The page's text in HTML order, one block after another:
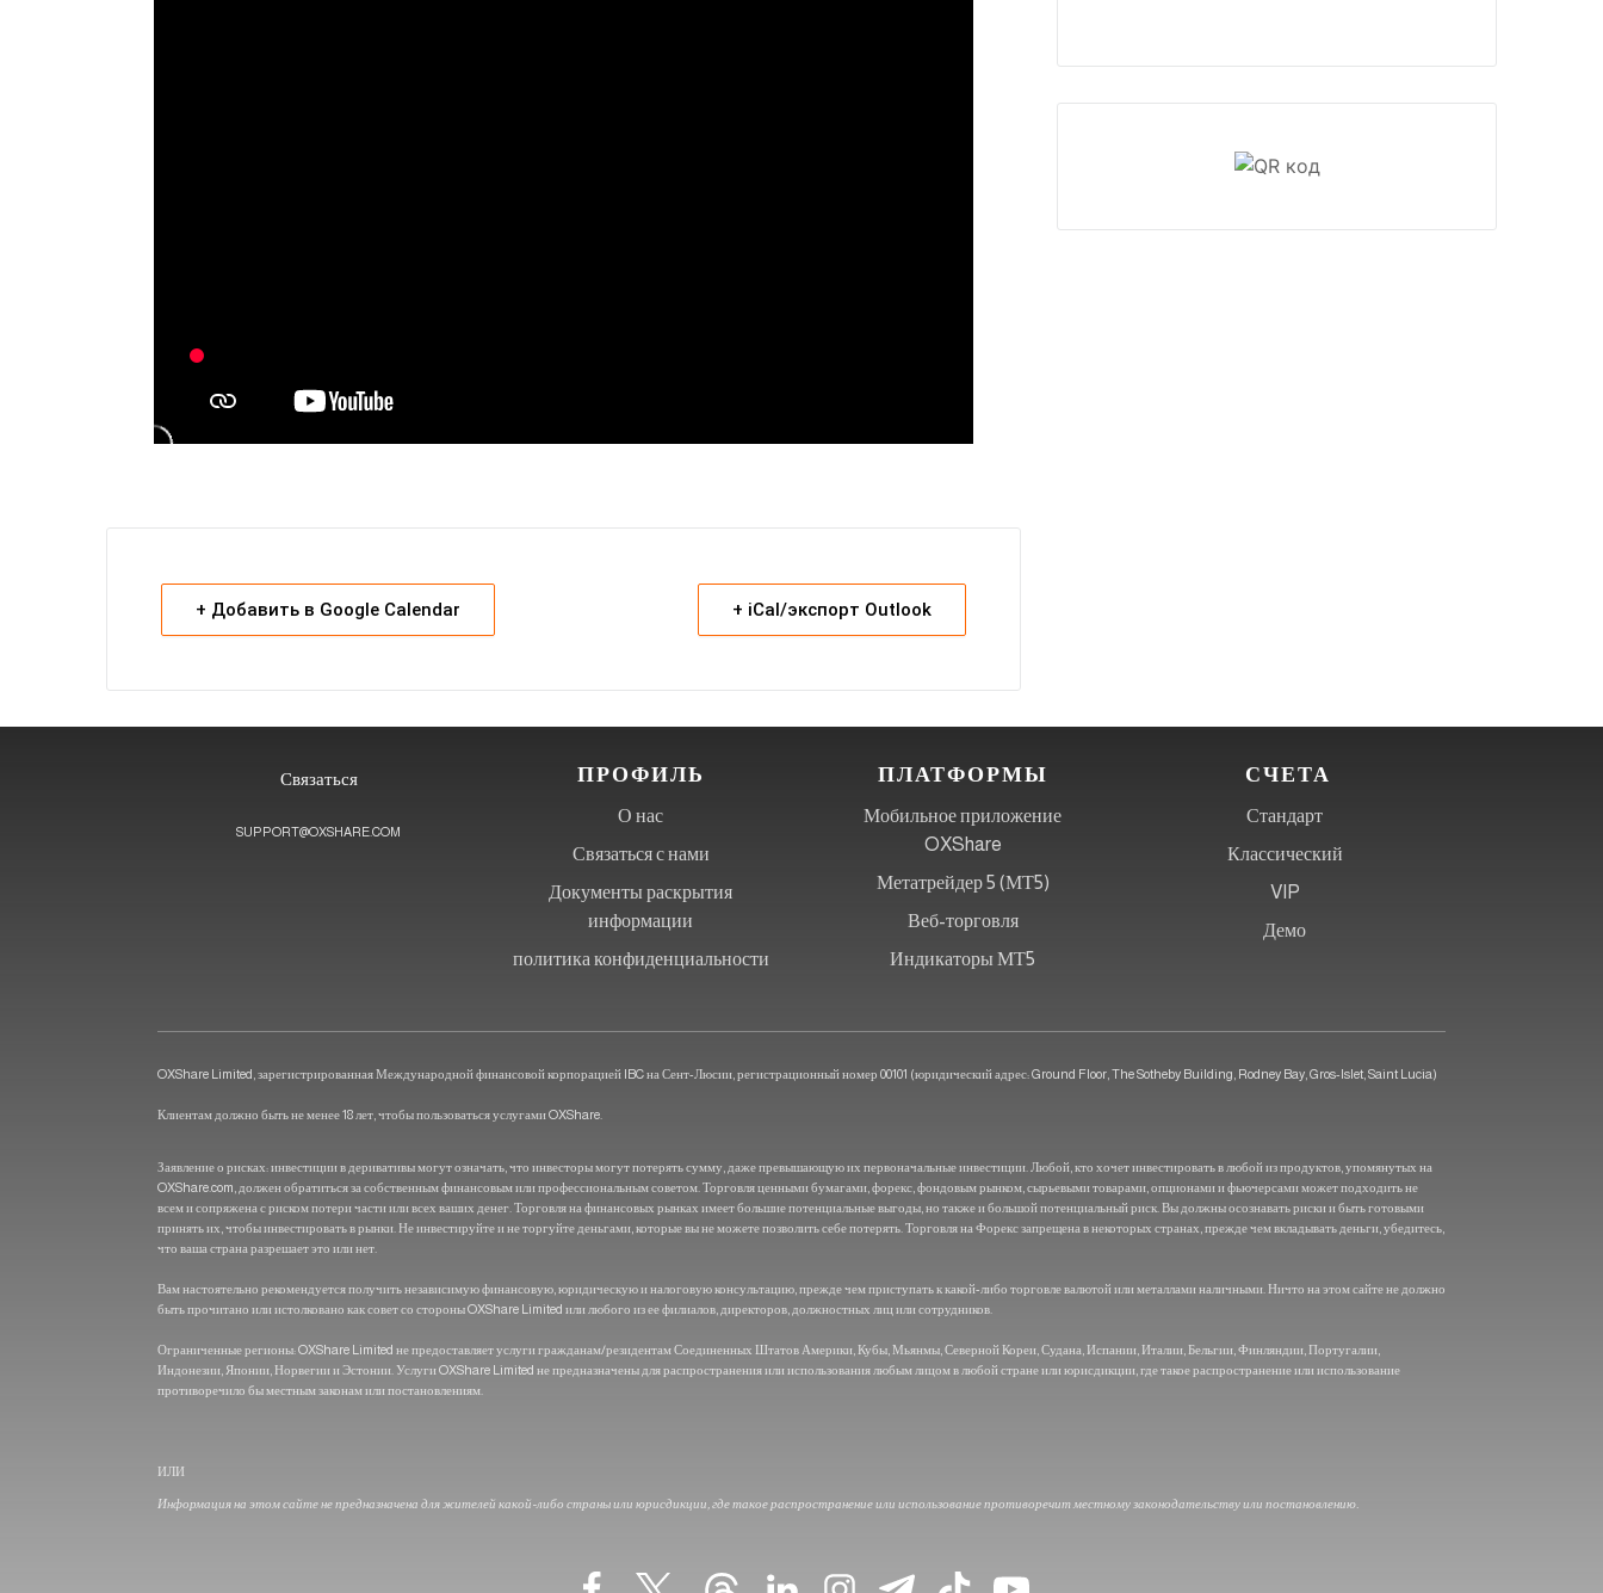
+ Добавить в Google Calendar + iCal/экспорт Outlook
Связаться
SUPPORT@OXSHARE.COM
ПРОФИЛЬ
О нас
Связаться с нами
Документы раскрытия
информации
политика конфиденциальности
ПЛАТФОРМЫ
Мобильное приложение
OXShare
Метатрейдер 5 (МТ5)
Веб-торговля
Индикаторы МТ5
СЧЕТА
Стандарт
Классический
VIP
Демо
OXShare Limited, зарегистрированная Международной финансовой корпорацией IBC на Сент-Люсии, регистрационный номер 00101 (юридический адрес: Ground Floor, The Sotheby Building, Rodney Bay, Gros-Islet, Saint Lucia)
Клиентам должно быть не менее 18 лет, чтобы пользоваться услугами OXShare.
Заявление о рисках: инвестиции в деривативы могут означать, что инвесторы могут потерять сумму, даже превышающую их первоначальные инвестиции. Любой, кто хочет инвестировать в любой из продуктов, упомянутых на
OXShare.com, должен обратиться за собственным финансовым или профессиональным советом. Торговля ценными бумагами, форекс, фондовым рынком, сырьевыми товарами, опционами и фьючерсами может подходить не
всем и сопряжена с риском потери части или всех ваших денег. Торговля на финансовых рынках имеет большие потенциальные выгоды, но также и большой потенциальный риск. Вы должны осознавать риски и быть готовыми
принять их, чтобы инвестировать в рынки. Не инвестируйте и не торгуйте деньгами, которые вы не можете позволить себе потерять. Торговля на Форекс запрещена в некоторых странах, прежде чем вкладывать деньги, убедитесь,
что ваша страна разрешает это или нет.
Вам настоятельно рекомендуется получить независимую финансовую, юридическую и налоговую консультацию, прежде чем приступать к какой-либо торговле валютой или металлами наличными. Ничто на этом сайте не должно
быть прочитано или истолковано как совет со стороны OXShare Limited или любого из ее филиалов, директоров, должностных лиц или сотрудников.
Ограниченные регионы: OXShare Limited не предоставляет услуги гражданам/резидентам Соединенных Штатов Америки, Кубы, Мьянмы, Северной Кореи, Судана, Испании, Италии, Бельгии, Финляндии, Португалии,
Индонезии, Японии, Норвегии и Эстонии. Услуги OXShare Limited не предназначены для распространения или использования любым лицом в любой стране или юрисдикции, где такое распространение или использование
противоречило бы местным законам или постановлениям.
ИЛИ
Информация на этом сайте не предназначена для жителей какой-либо страны или юрисдикции, где такое распространение или использование противоречит местному законодательству или постановлению.